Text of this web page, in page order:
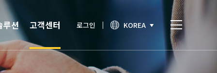
루션
스
고객센터 로그인 KOREA